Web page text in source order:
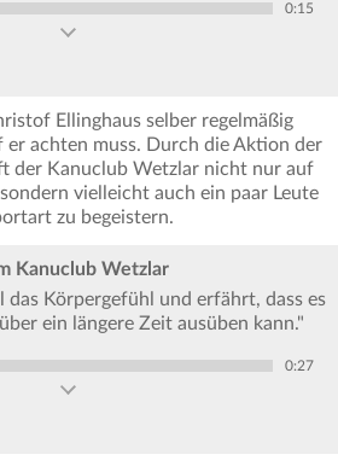
0:15
Ellinghaus selber regelmäßig
er achten muss. Durch die Aktion der
der Kanuclub Wetzlar nicht nur auf
vielleicht auch ein paar Leute
zu begeistern.
Kanuclub Wetzlar
das Körpergefühl und erfährt, dass es
ein längere Zeit ausüben kann."
0:27